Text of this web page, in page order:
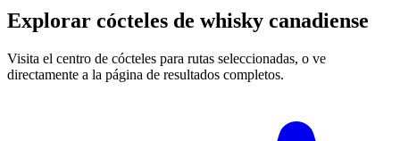
Explorar cócteles de whisky canadiense
Visita el centro de cócteles para rutas seleccionadas, o ve
directamente a la página de resultados completos.